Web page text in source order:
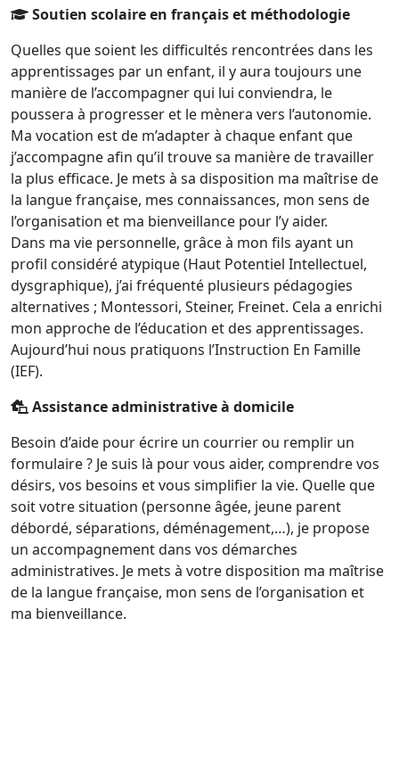
Soutien scolaire en français et méthodologie
Quelles que soient les difficultés rencontrées dans les
apprentissages par un enfant, il y aura toujours une
manière de l’accompagner qui lui conviendra, le
poussera à progresser et le mènera vers l’autonomie.
Ma vocation est de m’adapter à chaque enfant que
j’accompagne afin qu’il trouve sa manière de travailler
la plus efficace. Je mets à sa disposition ma maîtrise de
la langue française, mes connaissances, mon sens de
l’organisation et ma bienveillance pour l’y aider.
Dans ma vie personnelle, grâce à mon fils ayant un
profil considéré atypique (Haut Potentiel Intellectuel,
dysgraphique), j’ai fréquenté plusieurs pédagogies
alternatives ; Montessori, Steiner, Freinet. Cela a enrichi
mon approche de l’éducation et des apprentissages.
Aujourd’hui nous pratiquons l’Instruction En Famille
(IEF).
Assistance administrative à domicile
Besoin d’aide pour écrire un courrier ou remplir un
formulaire ? Je suis là pour vous aider, comprendre vos
désirs, vos besoins et vous simplifier la vie. Quelle que
soit votre situation (personne âgée, jeune parent
débordé, séparations, déménagement,…), je propose
un accompagnement dans vos démarches
administratives. Je mets à votre disposition ma maîtrise
de la langue française, mon sens de l’organisation et
ma bienveillance.